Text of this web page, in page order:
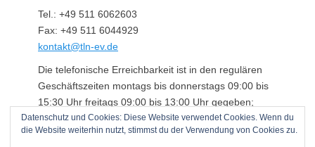
Tel.: +49 511 6062603
Fax: +49 511 6044929
kontakt@tln-ev.de
Die telefonische Erreichbarkeit ist in den regulären
Geschäftszeiten montags bis donnerstags 09:00 bis
15:30 Uhr freitags 09:00 bis 13:00 Uhr gegeben;
darüber hinaus über einen angeschlossenen
Anrufbeantworter.
Datenschutz und Cookies: Diese Website verwendet Cookies. Wenn du
die Website weiterhin nutzt, stimmst du der Verwendung von Cookies zu.